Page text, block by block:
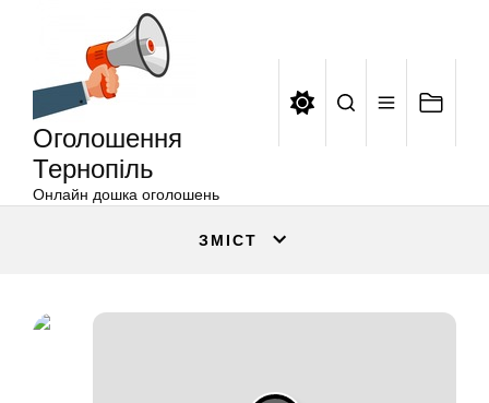
Оголошення
Тернопіль
Онлайн дошка оголошень
ЗМІСТ